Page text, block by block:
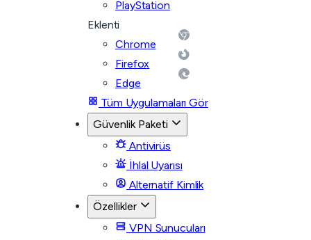
PlayStation
Eklenti
Chrome
Firefox
Edge
Tüm Uygulamaları Gör
Güvenlik Paketi
Antivirüs
İhlal Uyarısı
Alternatif Kimlik
Özellikler
VPN Sunucuları